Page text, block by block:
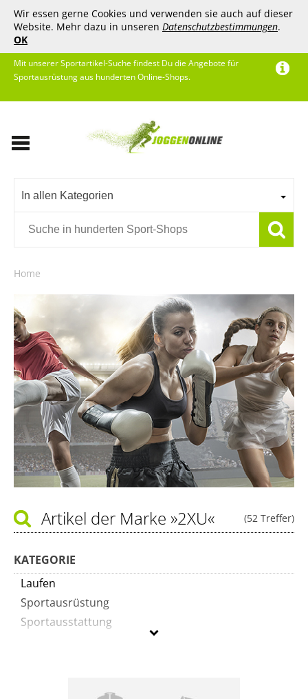
Wir essen gerne Cookies und verwenden sie auch auf dieser
Website. Mehr dazu in unseren Datenschutzbestimmungen.
OK
Mit unserer Sportartikel-Suche findest Du die Angebote für
Sportausrüstung aus hunderten Online-Shops.
In allen Kategorien
Home
(52 Treffer)
Artikel der Marke »2XU«
KATEGORIE
Laufen
Sportausrüstung
Sportausstattung